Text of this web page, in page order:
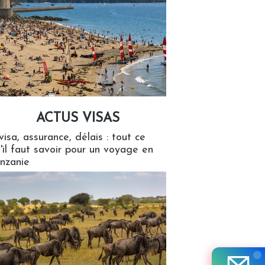
ACTUS VISAS
assurance, délais : tout ce
faut savoir pour un voyage en